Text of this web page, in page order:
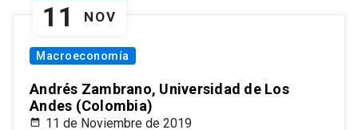
11 NOV
Macroeconomía
Andrés Zambrano, Universidad de Los
Andes (Colombia)
11 de Noviembre de 2019